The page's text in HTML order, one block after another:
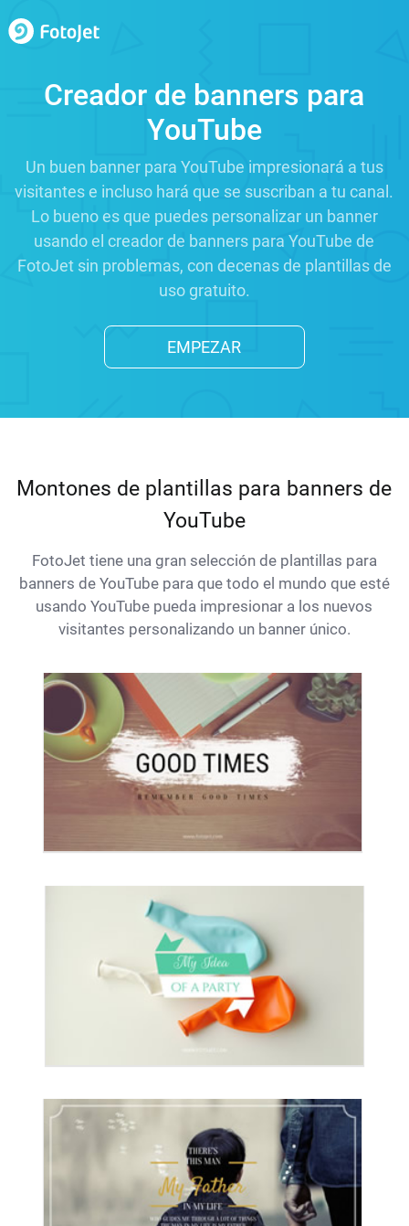
Creador de banners para
YouTube
Un buen banner para YouTube impresionará a tus
visitantes e incluso hará que se suscriban a tu canal.
Lo bueno es que puedes personalizar un banner
usando el creador de banners para YouTube de
FotoJet sin problemas, con decenas de plantillas de
uso gratuito.
EMPEZAR
Montones de plantillas para banners de
YouTube
FotoJet tiene una gran selección de plantillas para
banners de YouTube para que todo el mundo que esté
usando YouTube pueda impresionar a los nuevos
visitantes personalizando un banner único.